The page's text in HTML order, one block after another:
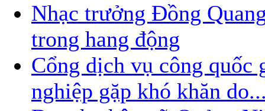
Nhạc trưởng Đồng
trong hang động
Cổng dịch vụ công quốc
nghiệp gặp khó khăn